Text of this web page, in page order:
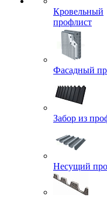
Кровельный
профлист
Фасадный
Забор из
Несущий